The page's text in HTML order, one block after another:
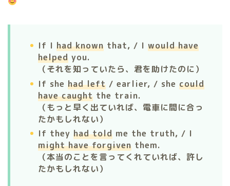
If I had known that, / I would have
helped you.
（それを知っていたら、君を助けたのに）
If she had left / earlier, / she could
have caught the train.
（もっと早く出ていれば、電車に間に合っ
たかもしれない）
If they had told me the truth, / I
might have forgiven them.
（本当のことを言ってくれていれば、許し
たかもしれない）